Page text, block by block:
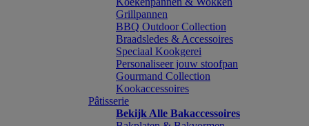
Grillpannen
BBQ Outdoor Collection
Braadsledes & Accessoires
Speciaal Kookgerei
Personaliseer jouw stoofpan
Gourmand Collection
Kookaccessoires
Pâtisserie
Bekijk Alle Bakaccessoires